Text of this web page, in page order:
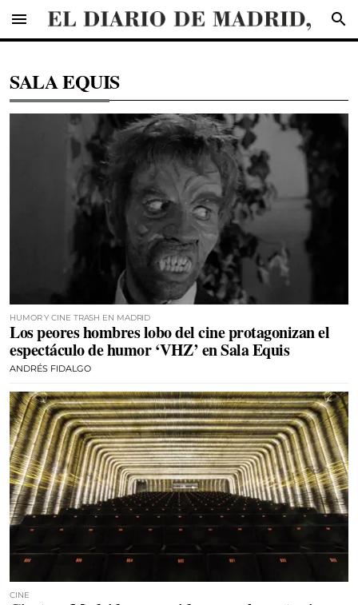
menu search
SALA EQUIS
HUMOR Y CINE TRASH EN MADRID
Los peores hombres lobo del cine protagonizan el
espectáculo de humor ‘VHZ’ en Sala Equis
ANDRÉS FIDALGO
CINE